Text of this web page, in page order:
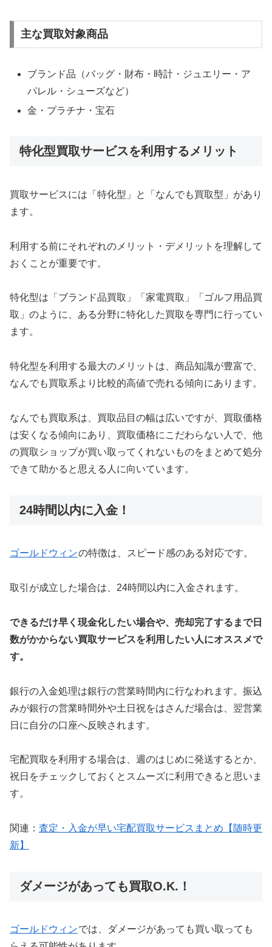
主な買取対象商品
ブランド品（バッグ・財布・時計・ジュエリー・ア
パレル・シューズなど）
金・プラチナ・宝石
特化型買取サービスを利用するメリット
買取サービスには「特化型」と「なんでも買取型」があり
ます。
利用する前にそれぞれのメリット・デメリットを理解して
おくことが重要です。
特化型は「ブランド品買取」「家電買取」「ゴルフ用品買
取」のように、ある分野に特化した買取を専門に行ってい
ます。
特化型を利用する最大のメリットは、商品知識が豊富で、
なんでも買取系より比較的高値で売れる傾向にあります。
なんでも買取系は、買取品目の幅は広いですが、買取価格
は安くなる傾向にあり、買取価格にこだわらない人で、他
の買取ショップが買い取ってくれないものをまとめて処分
できて助かると思える人に向いています。
24時間以内に入金！
ゴールドウィンの特徴は、スピード感のある対応です。
取引が成立した場合は、24時間以内に入金されます。
できるだけ早く現金化したい場合や、売却完了するまで日
数がかからない買取サービスを利用したい人にオススメで
す。
銀行の入金処理は銀行の営業時間内に行なわれます。振込
みが銀行の営業時間外や土日祝をはさんだ場合は、翌営業
日に自分の口座へ反映されます。
宅配買取を利用する場合は、週のはじめに発送するとか、
祝日をチェックしておくとスムーズに利用できると思いま
す。
関連： 査定・入金が早い宅配買取サービスまとめ【随時更
新】
ダメージがあっても買取O.K.！
ゴールドウィンでは、ダメージがあっても買い取っても